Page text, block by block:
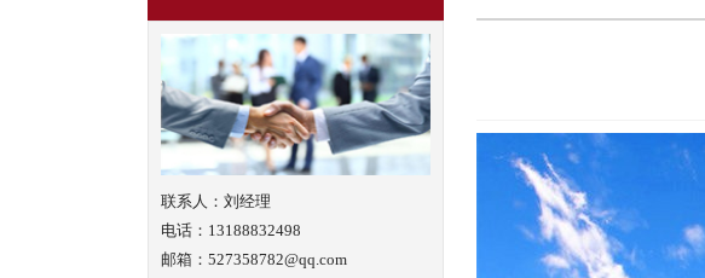
联系人：刘经理
电话：13188832498
邮箱：527358782@qq.com